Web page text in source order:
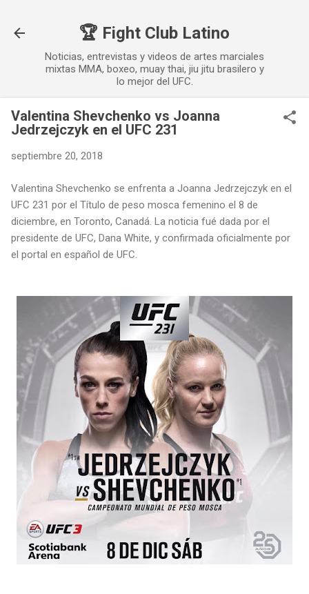
🏆 Fight Club Latino
Noticias, entrevistas y videos de artes marciales
mixtas MMA, boxeo, muay thai, jiu jitu brasilero y
lo mejor del UFC.
Valentina Shevchenko vs Joanna
Jedrzejczyk en el UFC 231
septiembre 20, 2018
Valentina Shevchenko se enfrenta a Joanna Jedrzejczyk en el
UFC 231 por el Título de peso mosca femenino el 8 de
diciembre, en Toronto, Canadá. La noticia fué dada por el
presidente de UFC, Dana White, y confirmada oficialmente por
el portal en español de UFC.